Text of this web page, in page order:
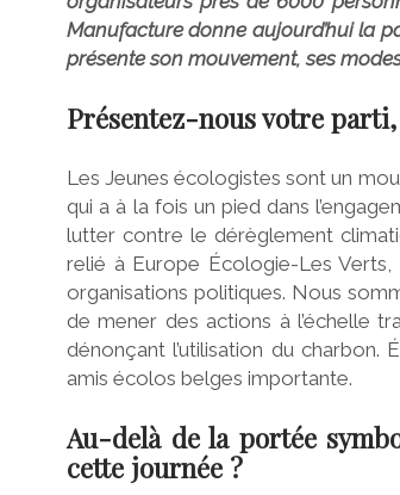
Manufacture donne aujourd’hui la
présente son mouvement, ses
Présentez-nous votre
Les Jeunes écologistes sont un
qui a à la fois un pied dans
lutter contre le dérèglement
relié à Europe Écologie-Les
organisations politiques. Nous
de mener des actions à l’échelle
dénonçant l’utilisation du
amis écolos belges importante.
Au-delà de la portée
cette journée ?